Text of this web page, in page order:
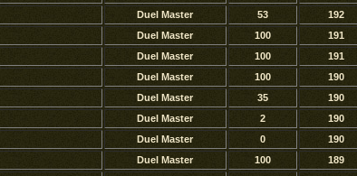
Duel Master 53
192
Duel Master 100
191
Duel Master 100
191
Duel Master 100
190
Duel Master 35
190
Duel Master 2
190
Duel Master 0
190
Duel Master 100
189